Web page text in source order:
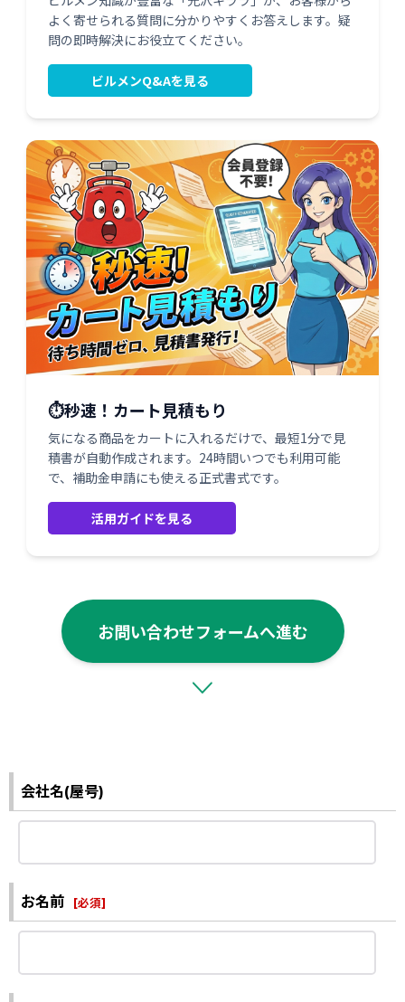
よく寄せられる質問に分かりやすくお答えします。疑
問の即時解決にお役立てください。
ビルメンQ&Aを見る
⏱️秒速！カート見積もり
気になる商品をカートに入れるだけで、最短1分で見
積書が自動作成されます。24時間いつでも利用可能
で、補助金申請にも使える正式書式です。
活用ガイドを見る
お問い合わせフォームへ進む
会社名(屋号)
お名前 [必須]